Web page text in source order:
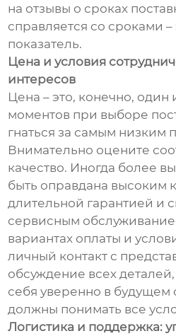
на отзывы о сроках
справляется со сроками
показатель.
Цена и условия
интересов
Цена – это, конечно, один
моментов при выборе
гнаться за самым низким
Внимательно оцените
качество. Иногда более
быть оправдана высоким
длительной гарантией и
сервисным
вариантах оплаты и
личный контакт с
обсуждение всех деталей,
себя уверенно в будущем
должны понимать все
Логистика и поддержка: